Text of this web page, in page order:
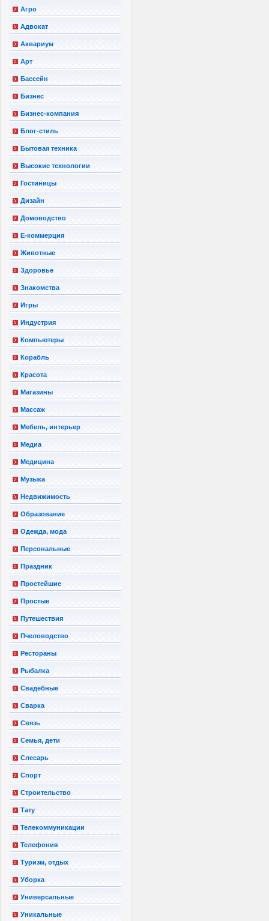
Агро
Адвокат
Аквариум
Арт
Бассейн
Бизнес
Бизнес-компания
Блог-стиль
Бытовая техника
Высокие технологии
Гостиницы
Дизайн
Домоводство
Е-коммерция
Животные
Здоровье
Знакомства
Игры
Индустрия
Компьютеры
Корабль
Красота
Магазины
Массаж
Мебель, интерьер
Медиа
Медицина
Музыка
Недвижимость
Образование
Одежда, мода
Персональные
Праздник
Простейшие
Простые
Путешествия
Пчеловодство
Рестораны
Рыбалка
Свадебные
Сварка
Связь
Семья, дети
Слесарь
Спорт
Строительство
Тату
Телекоммуникации
Телефония
Туризм, отдых
Уборка
Универсальные
Уникальные